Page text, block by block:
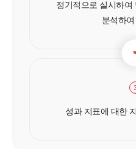
정기적으로 실시하여
분석하
성과 지표에 대한